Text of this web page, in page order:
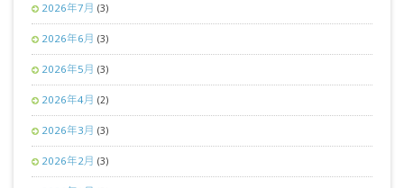
2026年7月 (3)
2026年6月 (3)
2026年5月 (3)
2026年4月 (2)
2026年3月 (3)
2026年2月 (3)